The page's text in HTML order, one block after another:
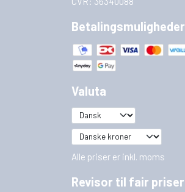
Betalingsmuligheder
Valuta
Alle priser er inkl. moms
Revisor til fair priser